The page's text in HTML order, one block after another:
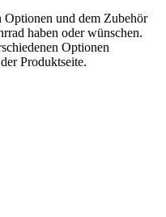
Optionen und dem Zubehör
haben oder wünschen.
Optionen
Produktseite.